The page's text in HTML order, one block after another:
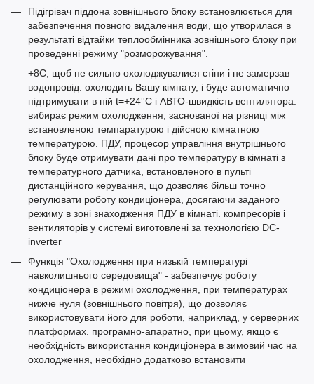
Підігрівач піддона зовнішнього блоку встановлюється для
забезпечення повного видалення води, що утворилася в
результаті відтайки теплообмінника зовнішнього блоку при
проведенні режиму "розморожування".
+8С, щоб не сильно охолоджувалися стіни і не замерзав
водопровід. охолодить Вашу кімнату, і буде автоматично
підтримувати в ній t=+24°С і АВТО-швидкість вентилятора.
вибирає режим охолодження, заснованої на різниці між
встановленою темпаратурою і дійсною кімнатною
температурою. ПДУ, процесор управління внутрішнього
блоку буде отримувати дані про температуру в кімнаті з
температурного датчика, встановленого в пульті
дистанційного керування, що дозволяє більш точно
регулювати роботу кондиціонера, досягаючи заданого
режиму в зоні знаходження ПДУ в кімнаті. компресорів і
вентиляторів у системі виготовлені за технологією DC-
inverter
Функція "Охолодження при низькій температурі
навколишнього середовища" - забезпечує роботу
кондиціонера в режимі охолодження, при температурах
нижче нуля (зовнішнього повітря), що дозволяє
використовувати його для роботи, наприклад, у серверних
платформах. програмно-апаратно, при цьому, якщо є
необхідність використання кондиціонера в зимовий час на
охолодження, необхідно додатково встановити